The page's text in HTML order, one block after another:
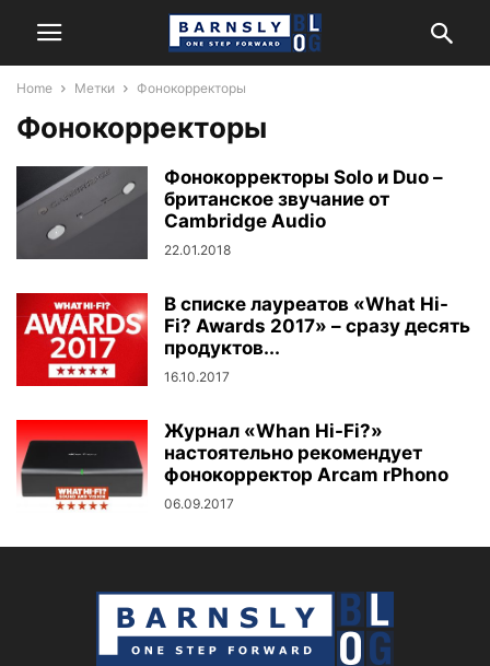
Home Метки Фонокорректоры
Фонокорректоры
Фонокорректоры Solo и Duo –
британское звучание от
Cambridge Audio
22.01.2018
В списке лауреатов «What Hi-
Fi? Awards 2017» – сразу десять
продуктов...
16.10.2017
Журнал «Whan Hi-Fi?»
настоятельно рекомендует
фонокорректор Arcam rPhono
06.09.2017